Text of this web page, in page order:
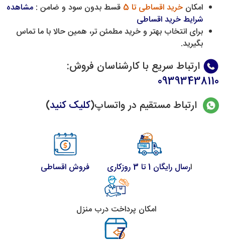
امکان خرید اقساطی تا 5 قسط بدون سود و ضامن : مشاهده
شرایط خرید اقساطی
برای انتخاب بهتر و خرید مطمئن تر، همین حالا با ما تماس
بگیرید.
ارتباط سریع با کارشناسان فروش:
09393438110
ارتباط مستقیم در واتساپ(کلیک کنید)
ارسال رایگان 1 تا 3 روزکاری فروش اقساطی
امکان پرداخت درب منزل